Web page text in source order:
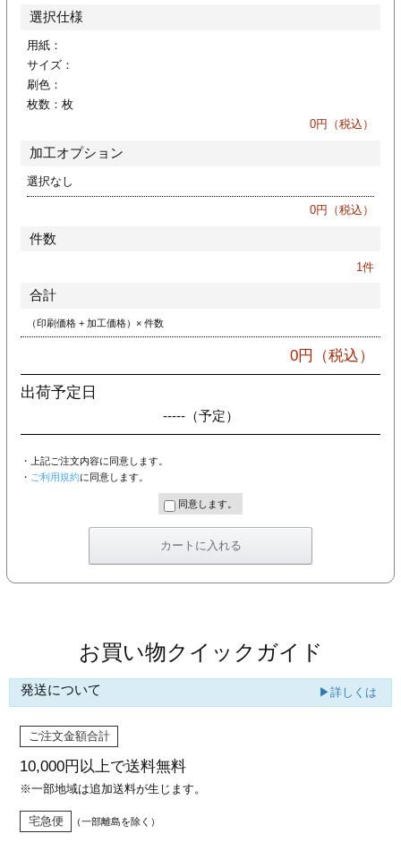
加工
印刷
印刷
リーブ
ー印刷
選択仕様
用紙：
サイズ：
刷色：
枚数： 枚
0円（税込）
加工オプション
選択なし
0円（税込）
件数
1件
合計
（印刷価格 + 加工価格）× 件数
0円（税込）
出荷予定日
-----（予定）
・上記ご注文内容に同意します。
・ ご利用規約に同意します。
同意します。
お買い物クイックガイド
発送について ▶詳しくは
ご注文金額合計
10,000円以上で送料無料
※一部地域は追加送料が生じます。
宅急便 （一部離島を除く）